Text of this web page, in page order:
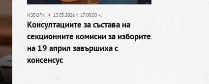
ИЗБОРИ • 13.03.2026 г. 17:00:50 ч.
Консултациите за състава на
секционните комисии за изборите
на 19 април завършиха с
консенсус